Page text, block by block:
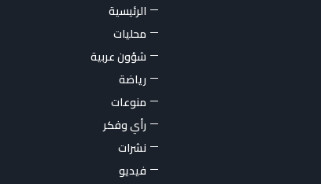
الرئيسية
محليات
شؤون عربية
رياضة
منوعات
رأي وفكر
نشرات
فيديو